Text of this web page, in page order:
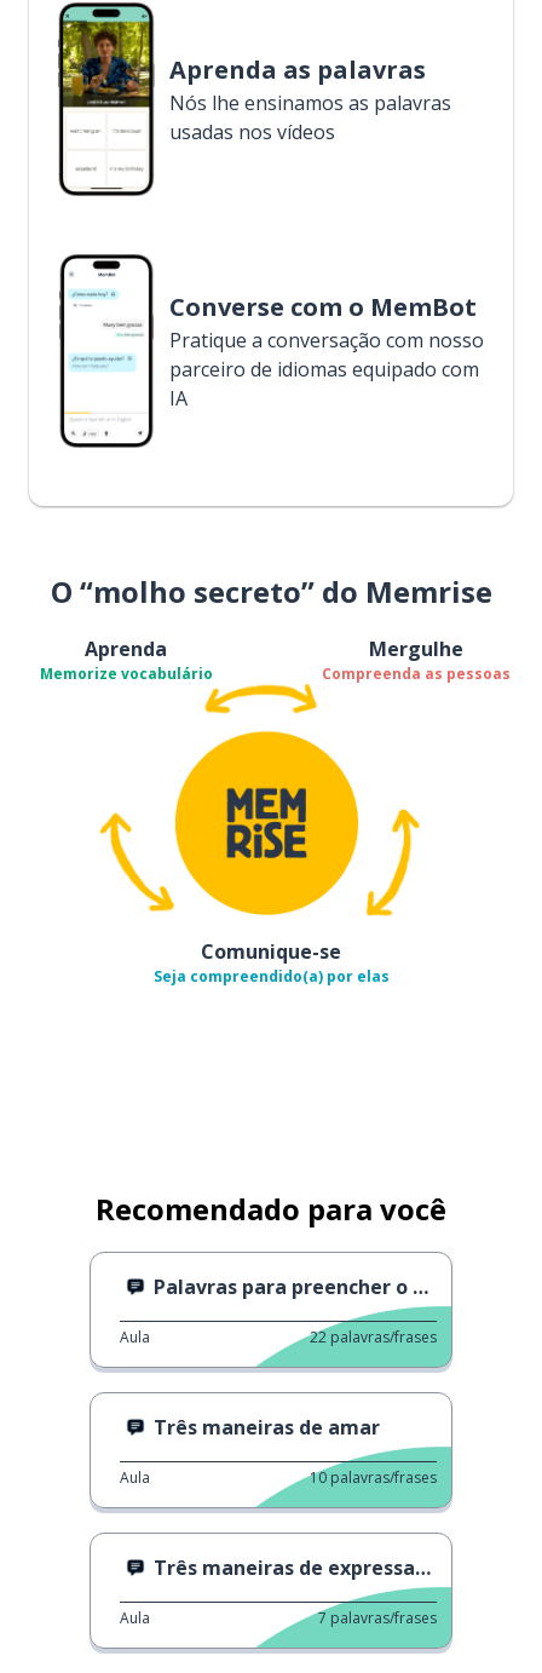
Aprenda as palavras
Nós lhe ensinamos as palavras
usadas nos vídeos
Converse com o MemBot
Pratique a conversação com nosso
parceiro de idiomas equipado com
IA
O “molho secreto” do Memrise
Aprenda
Memorize vocabulário
Mergulhe
Compreenda as pessoas
Comunique-se
Seja compreendido(a) por elas
Recomendado para você
Palavras para preencher o discurso
Aula 22 palavras/frases
Três maneiras de amar
Aula 10 palavras/frases
Três maneiras de expressar surpresa
Aula 7 palavras/frases